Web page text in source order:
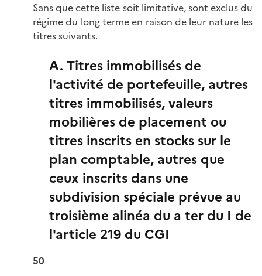
Sans que cette liste soit limitative, sont exclus du
régime du long terme en raison de leur nature les
titres suivants.
A. Titres immobilisés de
l'activité de portefeuille, autres
titres immobilisés, valeurs
mobilières de placement ou
titres inscrits en stocks sur le
plan comptable, autres que
ceux inscrits dans une
subdivision spéciale prévue au
troisième alinéa du a ter du I de
l'article 219 du CGI
50